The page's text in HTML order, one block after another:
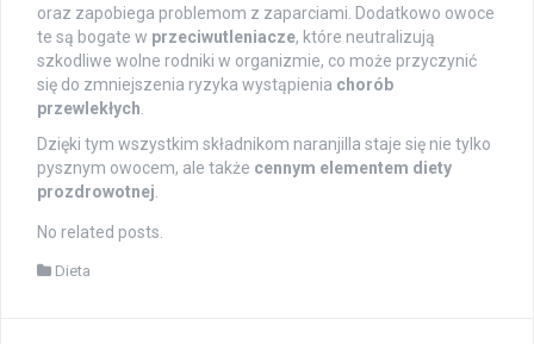
oraz zapobiega problemom z zaparciami. Dodatkowo owoce
te są bogate w przeciwutleniacze, które neutralizują
szkodliwe wolne rodniki w organizmie, co może przyczynić
się do zmniejszenia ryzyka wystąpienia chorób
przewlekłych
Dzięki tym wszystkim składnikom naranjilla staje się nie tylko
pysznym owocem, ale także cennym elementem diety
prozdrowotnej
No related posts.
Dieta